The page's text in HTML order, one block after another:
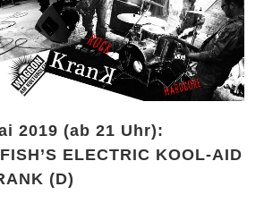
2019 (ab 21 Uhr):
ELECTRIC KOOL-AID
(D)